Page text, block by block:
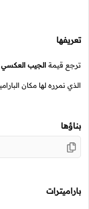
تعريفها
ترجع قيمة الجيب العكسي
الذي نمرره لها مكان
بناؤها
باراميترات